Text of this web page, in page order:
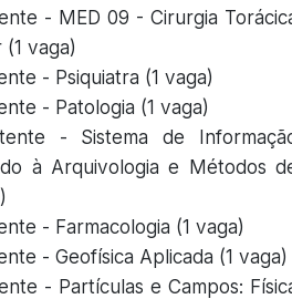
- MED 09 - Cirurgia
vaga)
- Psiquiatra (1 vaga)
- Patologia (1 vaga)
- Sistema de
à Arquivologia e Métodos
- Farmacologia (1 vaga)
- Geofísica Aplicada (1 vaga)
- Partículas e Campos: